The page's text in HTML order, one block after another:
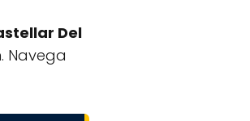
Del
Navega